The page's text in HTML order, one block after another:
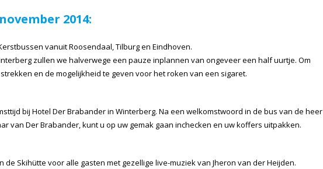
2014:
vanuit Roosendaal, Tilburg en Eindhoven.
zullen we halverwege een pauze inplannen van ongeveer een half uurtje. Om
en de mogelijkheid te geven voor het roken van een sigaret.
bij Hotel Der Brabander in Winterberg. Na een welkomstwoord in de bus van de heer
van Der Brabander, kunt u op uw gemak gaan inchecken en uw koffers uitpakken.
de Skihütte voor alle gasten met gezellige live-muziek van Jheron van der Heijden.